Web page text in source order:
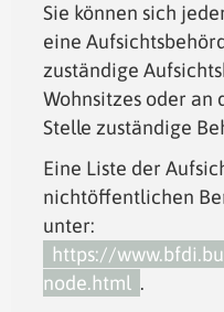
Sie können sich
eine
zuständige
Wohnsitzes oder
Stelle zuständige
Eine Liste der
nichtöffentlichen
unter:
https://
node.html .